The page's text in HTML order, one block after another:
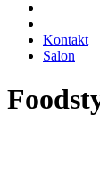
Kontakt
Salon